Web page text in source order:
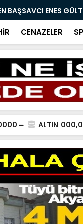
BAŞSAVCI ENES
CENAZELER
ALTIN